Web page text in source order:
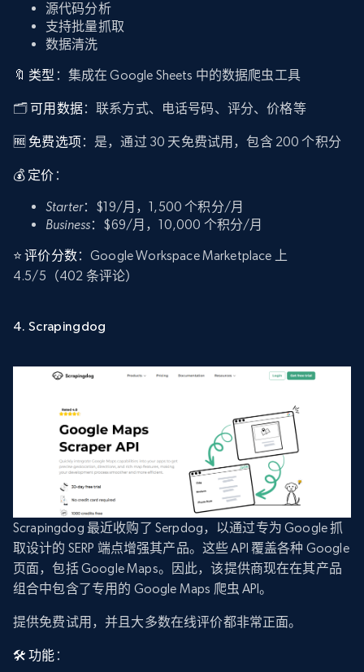
源代码分析
支持批量抓取
数据清洗
🔖 类型 ：集成在 Google Sheets 中的数据爬虫工具
🗂️可用数据：联系方式、电话号码、评分、价格等
🆓 免费选项 ：是，通过 30 天免费试用，包含 200 个积分
💰 定价 ：
Starter：$19/月，1,500 个积分/月
Business：$69/月，10,000 个积分/月
⭐ 评价分数：Google Workspace Marketplace 上
4.5/5（402 条评论）
4. Scrapingdog
Scrapingdog 最近收购了 Serpdog，以通过专为 Google 抓
取设计的 SERP 端点增强其产品。这些 API 覆盖各种 Google
页面，包括 Google Maps。因此，该提供商现在在其产品
组合中包含了专用的 Google Maps 爬虫 API。
提供免费试用，并且大多数在线评价都非常正面。
🛠️ 功能 ：